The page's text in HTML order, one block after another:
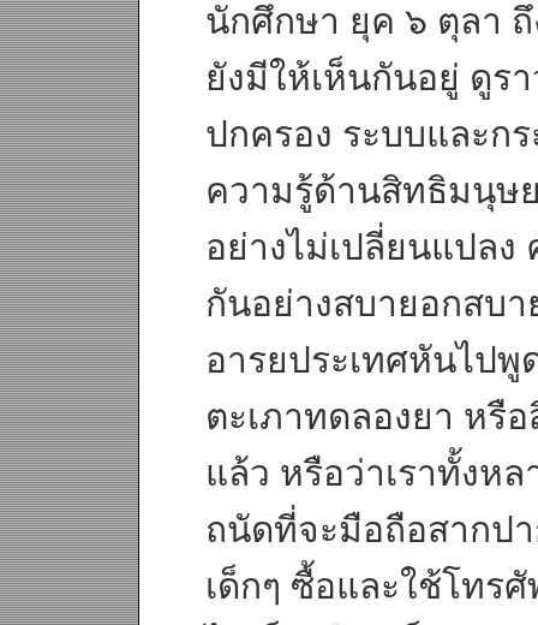
นักศึกษา ยุค ๖ ตุลา
ยังมีให้เห็นกันอยู่ ดูร
ปกครอง ระบบและก
ความรู้ด้านสิทธิมนุษ
อย่างไม่เปลี่ยนแปลง
กันอย่างสบายอกสบ
อารยประเทศหันไป
ตะเภาทดลองยา หรื
แล้ว หรือว่าเราทั้งห
ถนัดที่จะมือถือสากป
เด็กๆ ซื้อและใช้โทร